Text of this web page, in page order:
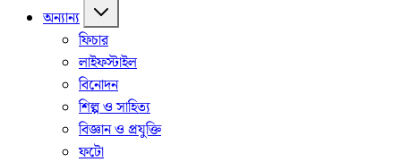
অন্যান্য
ফিচার
লাইফস্টাইল
বিনোদন
শিল্প ও সাহিত্য
বিজ্ঞান ও প্রযুক্তি
ফটো